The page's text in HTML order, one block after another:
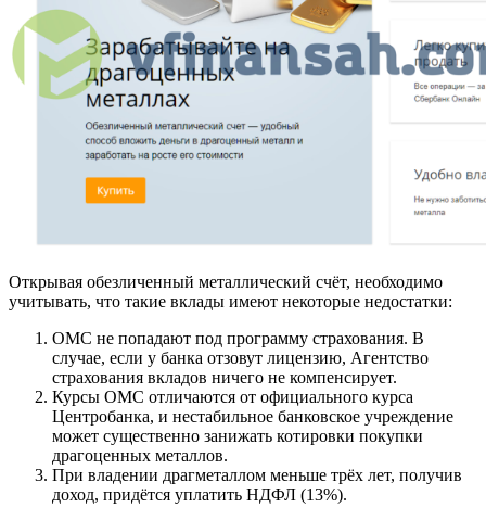
Открывая обезличенный металлический счёт, необходимо
учитывать, что такие вклады имеют некоторые недостатки:
ОМС не попадают под программу страхования. В
случае, если у банка отзовут лицензию, Агентство
страхования вкладов ничего не компенсирует.
Курсы ОМС отличаются от официального курса
Центробанка, и нестабильное банковское учреждение
может существенно занижать котировки покупки
драгоценных металлов.
При владении драгметаллом меньше трёх лет, получив
доход, придётся уплатить НДФЛ (13%).